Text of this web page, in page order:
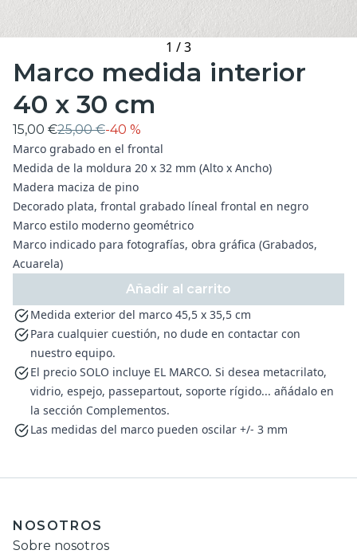
1 /3
Marco medida interior
40 x 30 cm
15,00 €25,00 €-40 %
Marco grabado en el frontal
Medida de la moldura 20 x 32 mm (Alto x Ancho)
Madera maciza de pino
Decorado plata, frontal grabado líneal frontal en negro
Marco estilo moderno geométrico
Marco indicado para fotografías, obra gráfica (Grabados,
Acuarela)
Añadir al carrito
Medida exterior del marco 45,5 x 35,5 cm
Para cualquier cuestión, no dude en contactar con
nuestro equipo.
El precio SOLO incluye EL MARCO. Si desea metacrilato,
vidrio, espejo, passepartout, soporte rígido... añádalo en
la sección Complementos.
Las medidas del marco pueden oscilar +/- 3 mm
NOSOTROS
Sobre nosotros